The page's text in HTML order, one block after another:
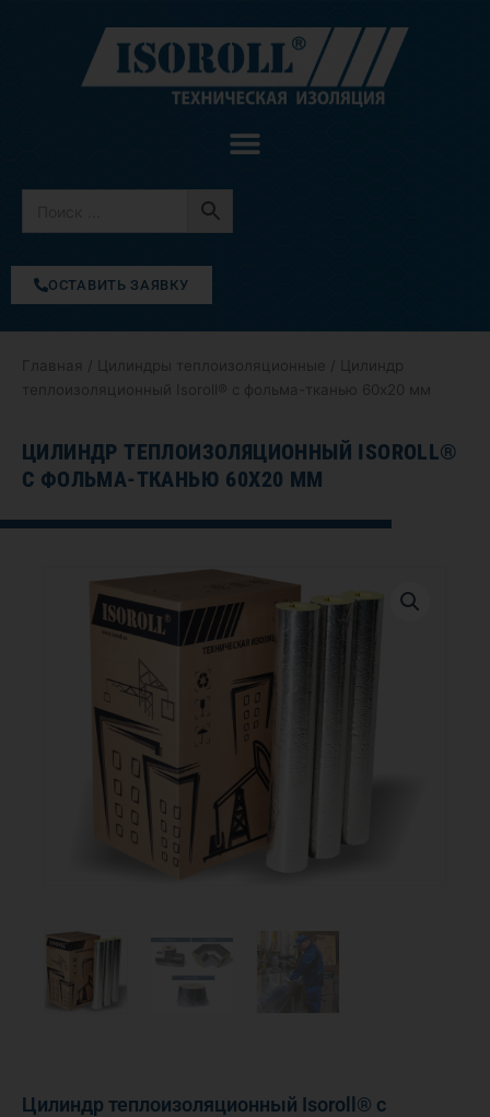
содержимому
ОСТАВИТЬ ЗАЯВКУ
Главная Цилиндры теплоизоляционные / Цилиндр
теплоизоляционный Isoroll® с фольма-тканью 60х20 мм
ЦИЛИНДР ТЕПЛОИЗОЛЯЦИОННЫЙ ISOROLL®
С ФОЛЬМА-ТКАНЬЮ 60Х20 ММ
Цилиндр теплоизоляционный Isoroll® с